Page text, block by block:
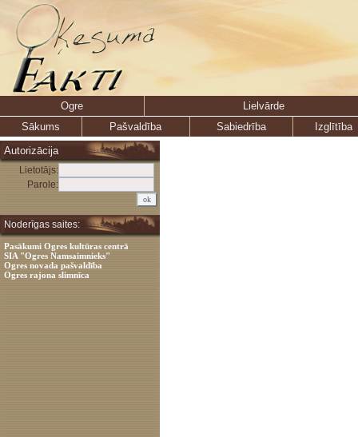
Ogre
Lielvārde
Sākums
Pašvaldība Sabiedrība
Izglītība
Autorizācija
Lietotājs:
Parole:
Noderīgas saites:
Pasākumi Ogres kultūras centrā
SIA "Ogres Namsaimnieks"
Ogres novada pašvaldība
Ogres rajona slimnīca